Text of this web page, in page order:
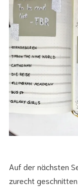
Auf der nächsten
zurecht